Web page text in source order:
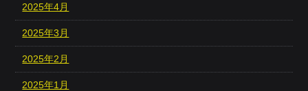
2025年4月
2025年3月
2025年2月
2025年1月